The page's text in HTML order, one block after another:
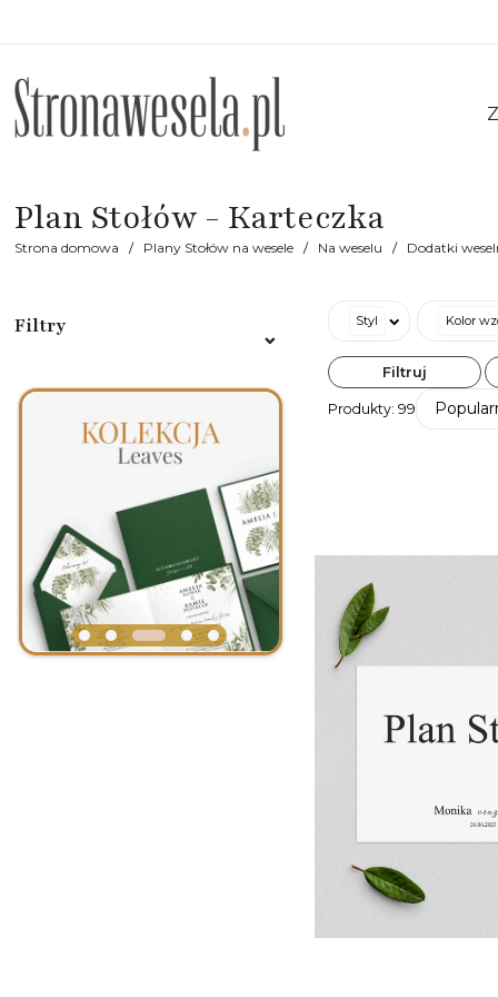
Plan Stołów - Karteczka
Strona domowa Plany Stołów na wesele Na weselu Dodatki
Filtry
Akwarele
Boho
Botaniczne
Eleganckie
Klasyczne
Kwiatowe
Leśne
Nietypowe
Nowoczesne
Oryginalne
Podróżnicze
Styl Kolor
Filtruj
Produkty: 99